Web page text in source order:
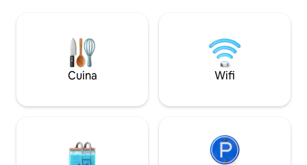
amb una entrada independent, hi ha un
altre dormitori amb el seu bany. ACC I
(a partir de 16 anys). Reg. No.:
10628.
Cuina Wifi